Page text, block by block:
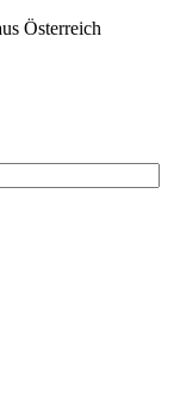
Österreich